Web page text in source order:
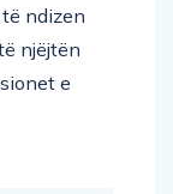
ndizen
njëjtën
e